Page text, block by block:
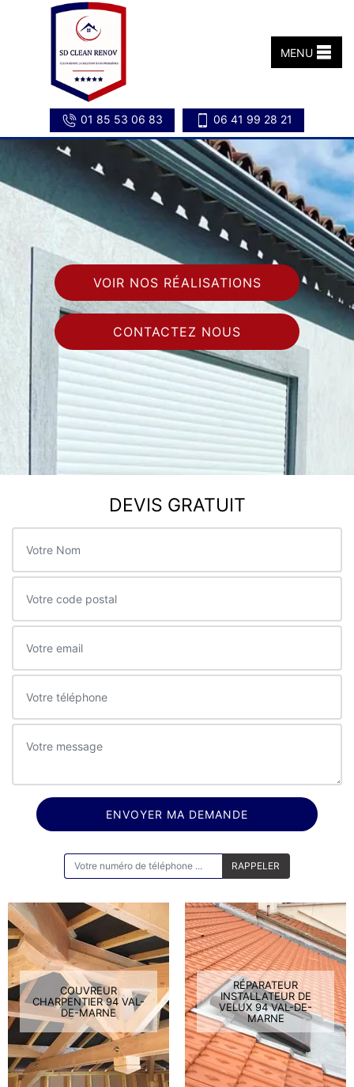
01 85 53 06 83 06 41 99 28 21
MENU
VOIR NOS RÉALISATIONS
CONTACTEZ NOUS
DEVIS GRATUIT
COUVREUR
CHARPENTIER 94 VAL-
DE-MARNE
RÉPARATEUR
INSTALLATEUR DE
VELUX 94 VAL-DE-
MARNE